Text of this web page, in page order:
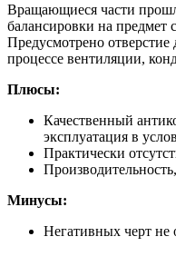
Вращающиеся части
балансировки на
Предусмотрено отверстие
процессе вентиляции,
Плюсы:
Качественный
эксплуатация в
Практически
Минусы:
Негативных черт не